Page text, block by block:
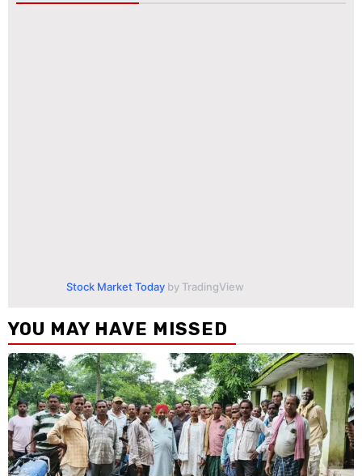
Stock Market Today by TradingView
YOU MAY HAVE MISSED